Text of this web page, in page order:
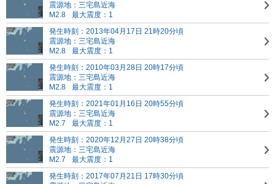
震源地：三宅島近海
M2.8
最大震度：1
発生時刻：2013年04月17日 21時20分頃
震源地：三宅島近海
M2.8
最大震度：1
発生時刻：2010年03月28日 20時17分頃
震源地：三宅島近海
M2.8
最大震度：1
発生時刻：2021年01月16日 20時55分頃
震源地：三宅島近海
M2.7
最大震度：1
発生時刻：2020年12月27日 20時38分頃
震源地：三宅島近海
M2.7
最大震度：1
発生時刻：2017年07月21日 17時30分頃